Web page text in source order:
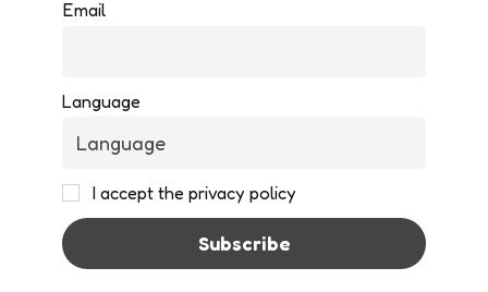
Email
Language
I accept the privacy policy